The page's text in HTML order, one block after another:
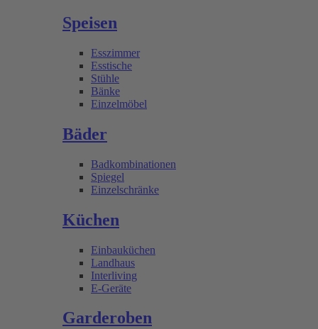
Speisen
Esszimmer
Esstische
Stühle
Bänke
Einzelmöbel
Bäder
Badkombinationen
Spiegel
Einzelschränke
Küchen
Einbauküchen
Landhaus
Interliving
E-Geräte
Garderoben